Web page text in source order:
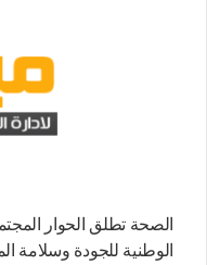
الصحة تطلق الحوار